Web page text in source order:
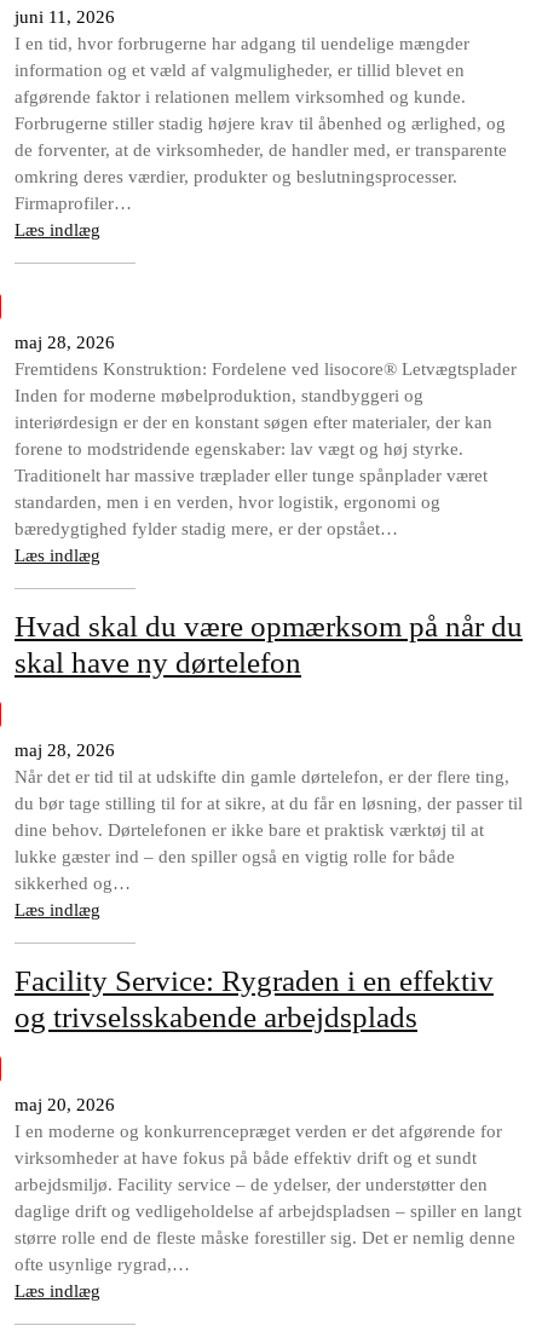
juni 11, 2026
I en tid, hvor forbrugerne har adgang til uendelige mængder
information og et væld af valgmuligheder, er tillid blevet en
afgørende faktor i relationen mellem virksomhed og kunde.
Forbrugerne stiller stadig højere krav til åbenhed og ærlighed, og
de forventer, at de virksomheder, de handler med, er transparente
omkring deres værdier, produkter og beslutningsprocesser.
Firmaprofiler…
Læs indlæg
maj 28, 2026
Fremtidens Konstruktion: Fordelene ved lisocore® Letvægtsplader
Inden for moderne møbelproduktion, standbyggeri og
interiørdesign er der en konstant søgen efter materialer, der kan
forene to modstridende egenskaber: lav vægt og høj styrke.
Traditionelt har massive træplader eller tunge spånplader været
standarden, men i en verden, hvor logistik, ergonomi og
bæredygtighed fylder stadig mere, er der opstået…
Læs indlæg
Hvad skal du være opmærksom på når du
skal have ny dørtelefon
maj 28, 2026
Når det er tid til at udskifte din gamle dørtelefon, er der flere ting,
du bør tage stilling til for at sikre, at du får en løsning, der passer til
dine behov. Dørtelefonen er ikke bare et praktisk værktøj til at
lukke gæster ind – den spiller også en vigtig rolle for både
sikkerhed og…
Læs indlæg
Facility Service: Rygraden i en effektiv
og trivselsskabende arbejdsplads
maj 20, 2026
I en moderne og konkurrencepræget verden er det afgørende for
virksomheder at have fokus på både effektiv drift og et sundt
arbejdsmiljø. Facility service – de ydelser, der understøtter den
daglige drift og vedligeholdelse af arbejdspladsen – spiller en langt
større rolle end de fleste måske forestiller sig. Det er nemlig denne
ofte usynlige rygrad,…
Læs indlæg